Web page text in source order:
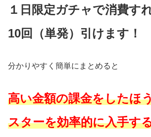
１日限定ガチャで消費す
10回（単発）引けます！
分かりやすく簡単にまとめると
高い金額の課金をしたほ
スターを効率的に入手す